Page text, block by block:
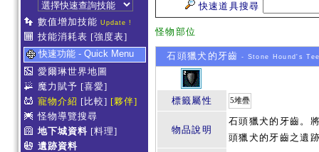
數值增加技能 Update !
技能消耗表 [強度表]
快速功能 - Quick Menu
愛爾琳世界地圖
魔力賦予 [喜愛]
寵物介紹 [比較] [夥伴]
怪物導覽搜尋
地下城資料 [料理]
遺跡資料
快速道具搜尋
怪物部位
石頭獵犬的牙齒 - Stone Hound's
標籤屬性 5堆疊
物品說明
石頭獵犬的牙齒。
頭獵犬的牙齒之遺